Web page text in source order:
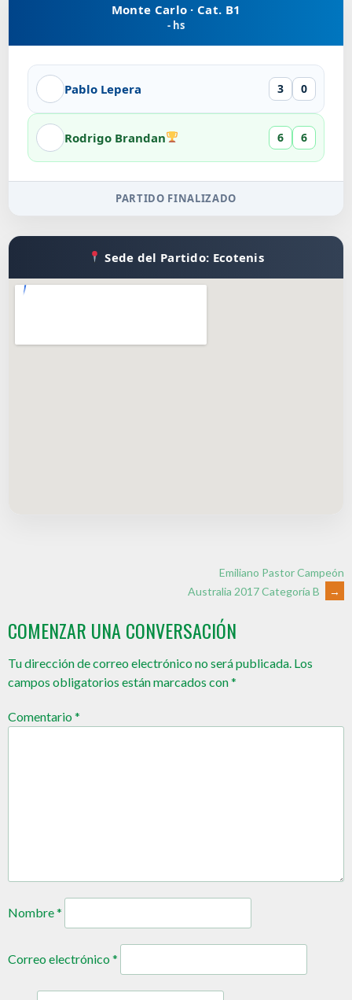
Monte Carlo · Cat. B1
- hs
Pablo Lepera 3 0
Rodrigo Brandan 6 6
PARTIDO FINALIZADO
Sede del Partido: Ecotenis
Emiliano Pastor Campeón
Australia 2017 Categoría B
→
COMENZAR UNA CONVERSACIÓN
Tu dirección de correo electrónico no será publicada. Los
campos obligatorios están marcados con*
Comentario*
Nombre*
Correo electrónico*